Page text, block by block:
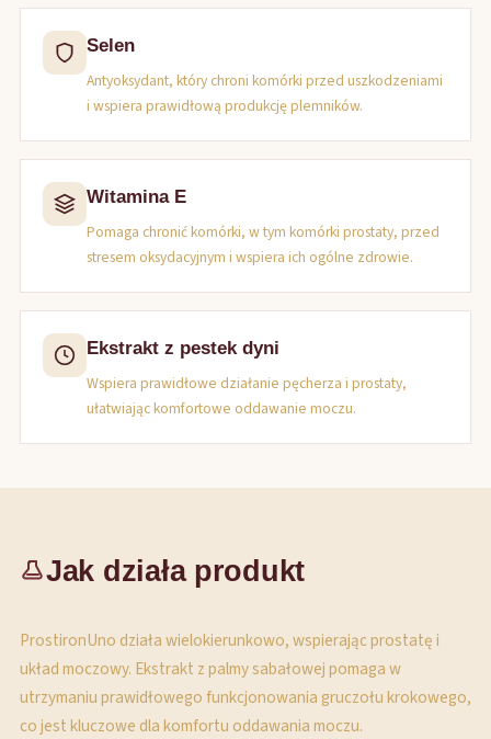
Selen
Antyoksydant, który chroni komórki przed uszkodzeniami
i wspiera prawidłową produkcję plemników.
Witamina E
Pomaga chronić komórki, w tym komórki prostaty, przed
stresem oksydacyjnym i wspiera ich ogólne zdrowie.
Ekstrakt z pestek dyni
Wspiera prawidłowe działanie pęcherza i prostaty,
ułatwiając komfortowe oddawanie moczu.
Jak działa produkt
ProstironUno działa wielokierunkowo, wspierając prostatę i
układ moczowy. Ekstrakt z palmy sabałowej pomaga w
utrzymaniu prawidłowego funkcjonowania gruczołu krokowego,
co jest kluczowe dla komfortu oddawania moczu.